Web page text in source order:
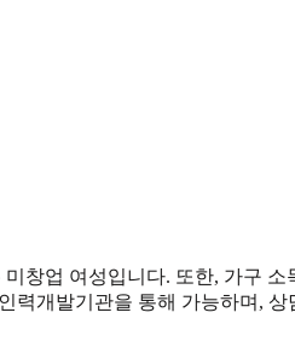
창업 여성입니다. 또한, 가구 소
력개발기관을 통해 가능하며, 상